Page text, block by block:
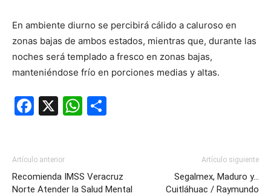
En ambiente diurno se percibirá cálido a caluroso en
zonas bajas de ambos estados, mientras que, durante las
noches será templado a fresco en zonas bajas,
manteniéndose frío en porciones medias y altas.
Facebook
X WhatsApp
Artículo anterior
Recomienda IMSS Veracruz
Norte Atender la Salud Mental
Artículo siguiente
Segalmex, Maduro y…
Cuitláhuac / Raymundo